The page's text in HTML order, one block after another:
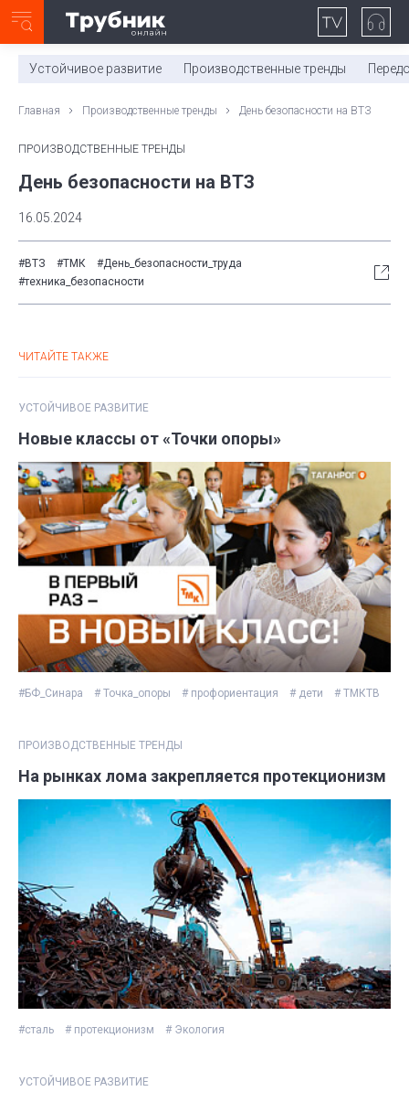
0:00/ 11:03
Устойчивое развитие Производственные тренды
Главная Производственные тренды День безопасности на ВТЗ
ПРОИЗВОДСТВЕННЫЕ ТРЕНДЫ
День безопасности на ВТЗ
16.05.2024
#ВТЗ #ТМК
#День_безопасности_труда
#техника_безопасности
ЧИТАЙТЕ ТАКЖЕ
УСТОЙЧИВОЕ РАЗВИТИЕ
Новые классы от «Точки опоры»
#БФ_Синара # Точка_опоры # профориентация # дети # ТМКТВ
ПРОИЗВОДСТВЕННЫЕ ТРЕНДЫ
На рынках лома закрепляется протекционизм
#сталь # протекционизм # Экология
УСТОЙЧИВОЕ РАЗВИТИЕ